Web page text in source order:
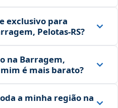
exclusivo para
Pelotas‑RS?
na Barragem,
é mais barato?
a minha região na